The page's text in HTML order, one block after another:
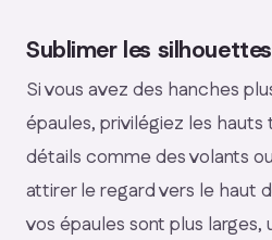
Sublimer les
Si vous avez des hanches
épaules, privilégiez les
détails comme des volants
attirer le regard vers le haut
vos épaules sont plus larges,